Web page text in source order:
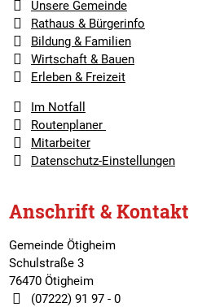
Unsere Gemeinde
Rathaus & Bürgerinfo
Bildung & Familien
Wirtschaft & Bauen
Erleben & Freizeit
Im Notfall
Routenplaner
Mitarbeiter
Datenschutz-Einstellungen
Anschrift & Kontakt
Gemeinde Ötigheim
Schulstraße 3
76470 Ötigheim
(07222) 91 97 - 0